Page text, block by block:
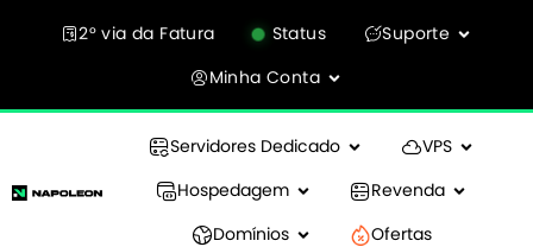
2° via da Fatura Status
Suporte
Minha Conta
Servidores Dedicado
VPS
Hospedagem
Revenda
Domínios
Ofertas